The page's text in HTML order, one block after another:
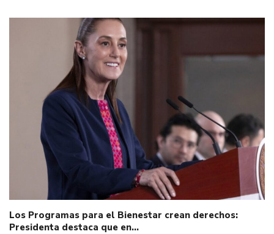
Los Programas para el Bienestar crean derechos:
Presidenta destaca que en…